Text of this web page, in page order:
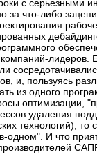
с серьезными
за что-либо
лидеров.
и, пользуясь
из одного
оптимизации,
удаления
технологий),
одном". И что